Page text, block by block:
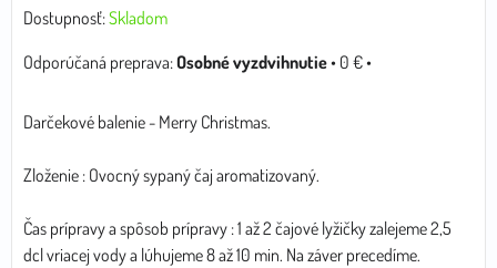
Dostupnosť:Skladom
Osobné vyzdvihnutie• 0 €•
Darčekové balenie - Merry Christmas.
Zloženie : Ovocný sypaný čaj aromatizovaný.
Čas prípravy a spôsob prípravy : 1 až 2 čajové lyžičky zalejeme 2,5
dcl vriacej vody a lúhujeme 8 až 10 min. Na záver precedíme.